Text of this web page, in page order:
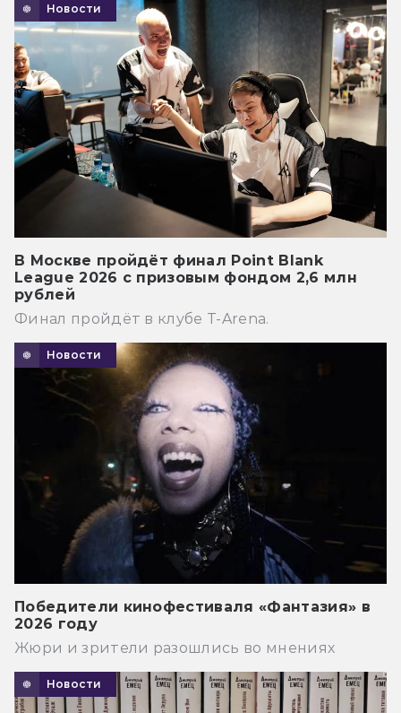
Новости
В Москве пройдёт финал Point Blank
League 2026 с призовым фондом 2,6 млн
рублей
Финал пройдёт в клубе T-Arena.
Новости
Победители кинофестиваля «Фантазия» в
2026 году
Жюри и зрители разошлись во мнениях
Новости